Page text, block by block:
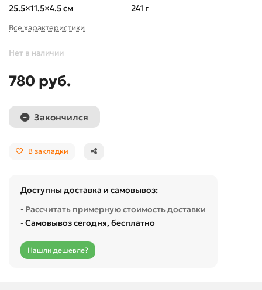
25.5×11.5×4.5 см 241 г
Все характеристики
Нет в наличии
780 руб.
Закончился
В закладки
Доступны доставка и самовывоз:
- Рассчитать примерную стоимость доставки
- Самовывоз сегодня, бесплатно
Нашли дешевле?